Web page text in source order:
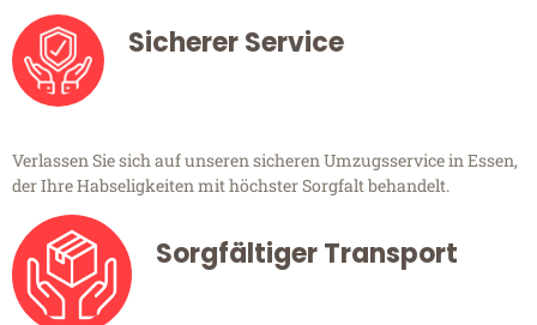
Sicherer Service
Verlassen Sie sich auf unseren sicheren Umzugsservice in Essen,
der Ihre Habseligkeiten mit höchster Sorgfalt behandelt.
Sorgfältiger Transport